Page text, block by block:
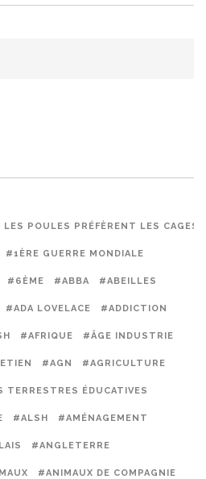
POULES PRÉFÈRENT LES CAGES
#1ÈRE GUERRE MONDIALE
#6ÈME #ABBA #ABEILLES
#ADA LOVELACE #ADDICTION
#AFRIQUE #ÂGE INDUSTRIE
#AGN #AGRICULTURE
TERRESTRES ÉDUCATIVES
#ALSH #AMÉNAGEMENT
#ANGLETERRE
#ANIMAUX DE COMPAGNIE